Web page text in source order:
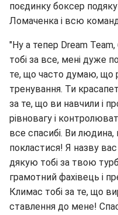
поєдинку боксер
Ломаченка і всю
"Ну а тепер Dream
тобі за все, мені дуже
те, що часто думаю, що
тренування. Ти
за те, що ви навчили і
рівновагу і
все спасибі. Ви
покластися! Я назву
дякую тобі за твою
грамотний фахівець і
Климас тобі за те, що
ставлення до мене!